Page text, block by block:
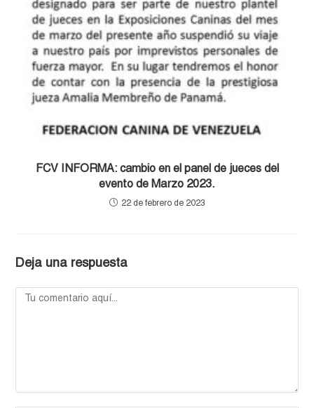
FCV INFORMA: cambio en el panel de jueces del
evento de Marzo 2023.
22 de febrero de 2023
Deja una respuesta